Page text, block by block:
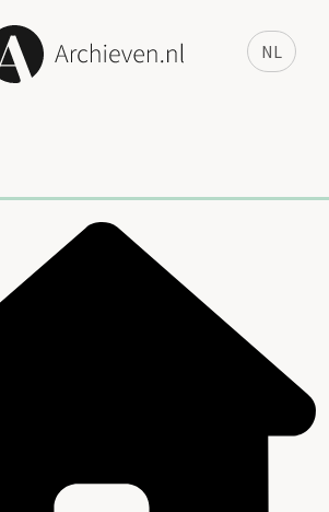
NL